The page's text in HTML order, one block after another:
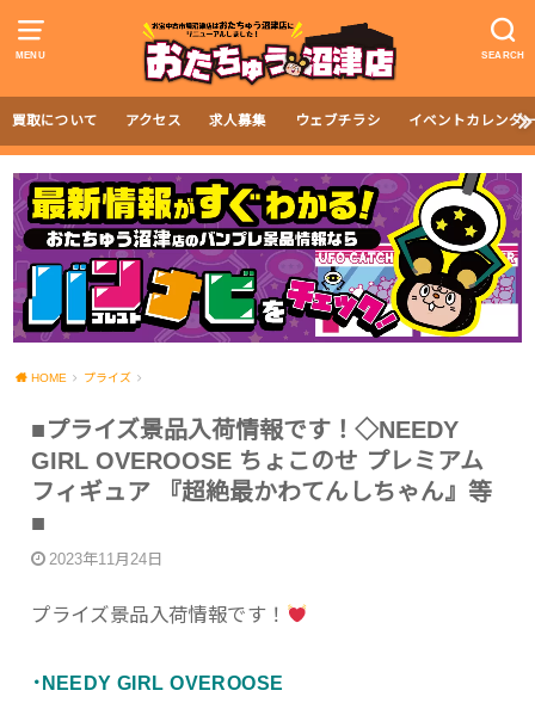
MENU SEARCH
買取について アクセス 求人募集 ウェブチラシ イベントカレンダ
HOME プライズ
■プライズ景品入荷情報です！◇NEEDY
GIRL OVEROOSE ちょこのせ プレミアム
フィギュア 『超絶最かわてんしちゃん』等
■
2023年11月24日
プライズ景品入荷情報です！
･NEEDY GIRL OVEROOSE